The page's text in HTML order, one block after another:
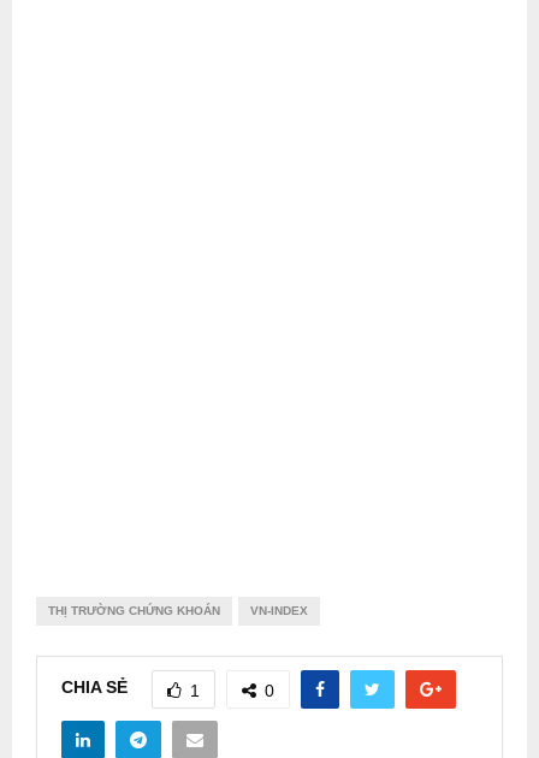
THỊ TRƯỜNG CHỨNG KHOÁN VN-INDEX
CHIA SẺ 1 0